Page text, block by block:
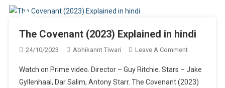
The Covenant (2023) Explained in hindi
24/10/2023 Abhikannt Tiwari Leave A CommentOn
Covenant
(2023)
Watch on Prime video. Director – Guy Ritchie. Stars – Jake
Gyllenhaal, Dar Salim, Antony Starr. The Covenant (2023)